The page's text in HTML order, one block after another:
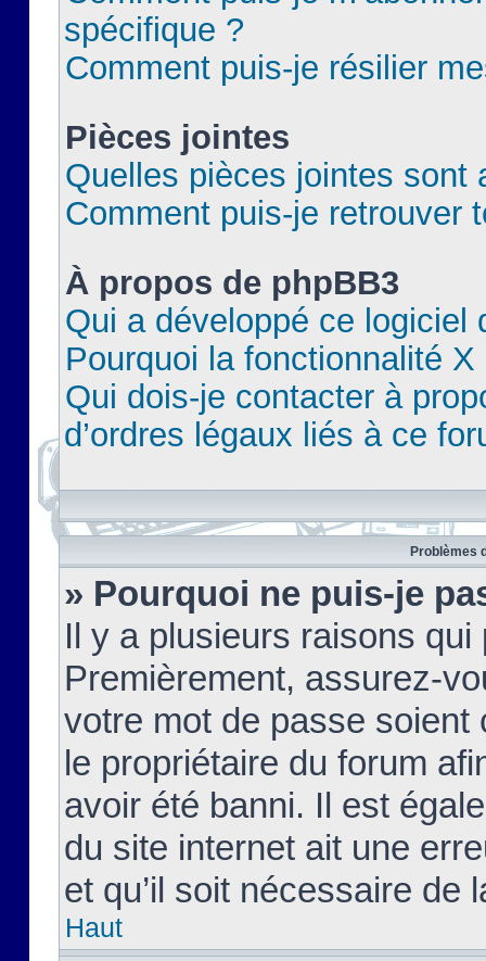
spécifique ?
Comment puis-je résilier
Pièces jointes
Quelles pièces jointes sont
Comment puis-je retrouver
À propos de phpBB3
Qui a développé ce logiciel
Pourquoi la fonctionnalité X
Qui dois-je contacter à
d’ordres légaux liés à ce
Problèmes
» Pourquoi ne puis-je
Il y a plusieurs raisons
Premièrement, assurez-
votre mot de passe soient
le propriétaire du forum
avoir été banni. Il est
du site internet ait une
et qu’il soit nécessaire de
Haut